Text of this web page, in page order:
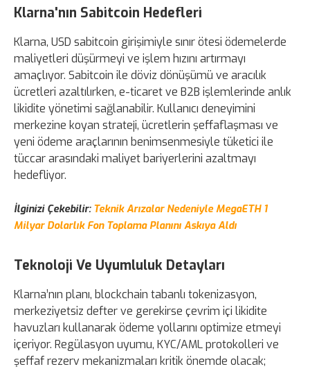
Klarna'nın Sabitcoin Hedefleri
Klarna, USD sabitcoin girişimiyle sınır ötesi ödemelerde
maliyetleri düşürmeyi ve işlem hızını artırmayı
amaçlıyor. Sabitcoin ile döviz dönüşümü ve aracılık
ücretleri azaltılırken, e-ticaret ve B2B işlemlerinde anlık
likidite yönetimi sağlanabilir. Kullanıcı deneyimini
merkezine koyan strateji, ücretlerin şeffaflaşması ve
yeni ödeme araçlarının benimsenmesiyle tüketici ile
tüccar arasındaki maliyet bariyerlerini azaltmayı
hedefliyor.
İlginizi Çekebilir: Teknik Arızalar Nedeniyle MegaETH 1
Milyar Dolarlık Fon Toplama Planını Askıya Aldı
Teknoloji Ve Uyumluluk Detayları
Klarna’nın planı, blockchain tabanlı tokenizasyon,
merkeziyetsiz defter ve gerekirse çevrim içi likidite
havuzları kullanarak ödeme yollarını optimize etmeyi
içeriyor. Regülasyon uyumu, KYC/AML protokolleri ve
şeffaf rezerv mekanizmaları kritik önemde olacak;